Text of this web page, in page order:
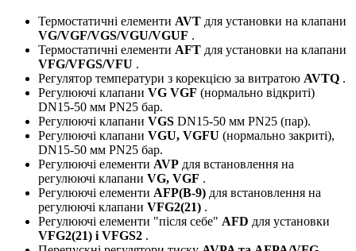
Термостатичні елементи AVT для установки на клапани
VG/VGF/VGS/VGU/VGUF .
Термостатичні елементи AFT для установки на клапани
VFG/VFGS/VFU .
Регулятор температури з корекцією за витратою AVTQ .
Регулюючі клапани VG VGF (нормально відкриті)
DN15-50 мм PN25 бар.
Регулюючі клапани VGS DN15-50 мм PN25 (пар).
Регулюючі клапани VGU, VGFU (нормально закриті),
DN15-50 мм PN25 бар.
Регулюючі елементи AVP для встановлення на
регулюючі клапани VG, VGF .
Регулюючі елементи AFP(B-9) для встановлення на
регулюючі клапани VFG2(21) .
Регулюючі елементи "після себе" AFD для установки
VFG2(21) і VFGS2 .